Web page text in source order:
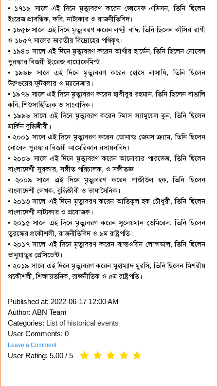
• ১৭১৯ সালে এই দিনে মৃত্যুবরণ করেন জোসেফ এডিসন, তিনি ছিলেন
ইংরেজ প্রাবন্ধিক, কবি, নাট্যকার ও রাজনীতিবিদ।
• ১৮৫৮ সালে এই দিনে মৃত্যুবরণ করেন লক্ষ্মী বাঈ, তিনি ছিলেন ঝাঁসির রাণী
ও ১৮৫৭ সালের ভারতীয় বিদ্রোহের পথিকৃৎ।
• ১৯৪০ সালে এই দিনে মৃত্যুবরণ করেন আর্থার হার্ডেন, তিনি ছিলেন নোবেল
পুরস্কার বিজয়ী ইংরেজ বায়োকেমিস্ট।
• ১৯৬৮ সালে এই দিনে মৃত্যুবরণ করেন হোসে নাসাযি, তিনি ছিলেন
উরুগুয়ের ফুটবলার ও ম্যানেজার।
• ১৯৭৬ সালে এই দিনে মৃত্যুবরণ করেন হাবীবুর রহমান, তিনি ছিলেন বাঙালি
কবি, শিশুসাহিত্যিক ও সাংবাদিক।
• ১৯৯৬ সালে এই দিনে মৃত্যুবরণ করেন টমাস স্যামুয়েল কুন, তিনি ছিলেন
মার্কিন বুদ্ধিজীবী।
• ২০০১ সালে এই দিনে মৃত্যুবরণ করেন ডোনাল্ড জেমস ক্র্যাম, তিনি ছিলেন
নোবেল পুরস্কার বিজয়ী আমেরিকান রসায়নবিদ।
• ২০০৬ সালে এই দিনে মৃত্যুবরণ করেন আনোয়ার পারভেজ, তিনি ছিলেন
বাংলাদেশী সুরকার, সঙ্গীত পরিচালক, ও সঙ্গীতজ্ঞ।
• ২০০৯ সালে এই দিনে মৃত্যুবরণ করেন গাজীউল হক, তিনি ছিলেন
বাংলাদেশী লেখক, বুদ্ধিজীবী ও ভাষাসৈনিক।
• ২০১৩ সালে এই দিনে মৃত্যুবরণ করেন আতিকুল হক চৌধুরী, তিনি ছিলেন
বাংলাদেশী নাট্যকার ও প্রযোজক।
• ২০১৫ সালে এই দিনে মৃত্যুবরণ করেন সুলেয়মান ডেমিরেল, তিনি ছিলেন
তুরস্কের প্রকৌশলী, রাজনীতিবিদ ও ৯ম রাষ্ট্রপতি।
• ২০১৭ সালে এই দিনে মৃত্যুবরণ করেন বাল্ডওয়িন লোন্সডাল, তিনি ছিলেন
ভানুয়াতুর প্রেসিডেন্ট।
• ২০১৯ সালে এই দিনে মৃত্যুবরণ করেন মুহাম্মাদ মুরসি, তিনি ছিলেন মিশরীয়
প্রকৌশলী, শিক্ষায়তনিক, রাজনীতিক ও ৫ম রাষ্ট্রপতি।
Published at: 2022-06-17 12:00 AM
Author: ABN Team
Categories: List of historical events
User Comments: 0
Leave a Comment
User Rating: 5.00 / 5